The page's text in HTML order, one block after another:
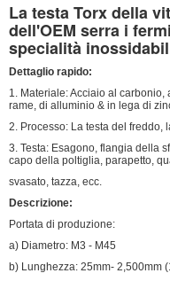
La testa Torx della
dell'OEM serra i
specialità
Dettaglio rapido:
1. Materiale: Acciaio al
rame, di alluminio & in lega di
2. Processo: La testa del freddo,
3. Testa: Esagono, flangia della
capo della poltiglia, parapetto,
svasato, tazza, ecc.
Descrizione:
Portata di produzione:
a) Diametro: M3 - M45
b) Lunghezza: 25mm- 2,500mm